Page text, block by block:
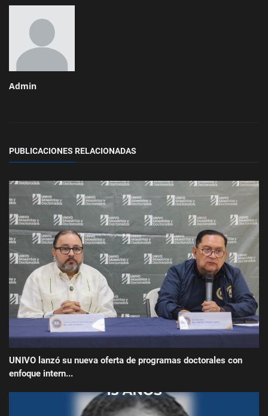
Admin
PUBLICACIONES RELACIONADAS
UNIVO lanzó su nueva oferta de programas doctorales con
enfoque intern...